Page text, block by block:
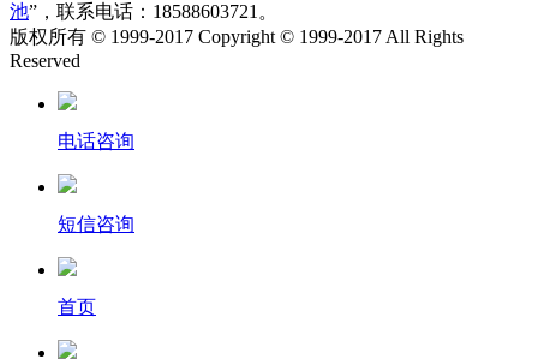
池”，联系电话：18588603721。
版权所有 © 1999-2017 Copyright © 1999-2017 All Rights
Reserved
电话咨询
短信咨询
首页